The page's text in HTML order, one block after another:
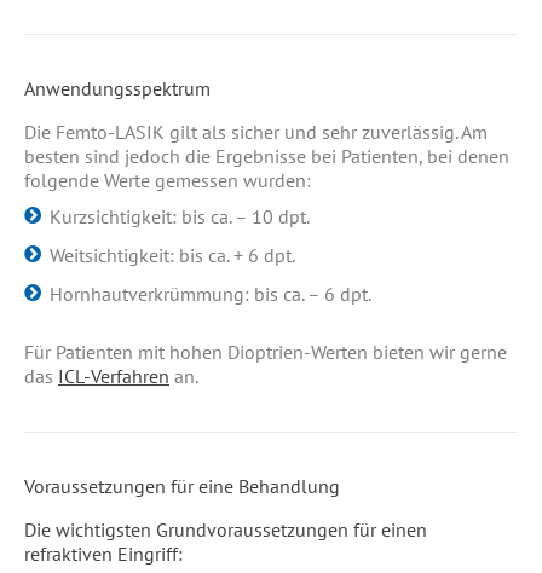
Anwendungsspektrum
Die Femto-LASIK gilt als sicher und sehr zuverlässig. Am
besten sind jedoch die Ergebnisse bei Patienten, bei denen
folgende Werte gemessen wurden:
Kurzsichtigkeit: bis ca. – 10 dpt.
Weitsichtigkeit: bis ca. + 6 dpt.
Hornhautverkrümmung: bis ca. – 6 dpt.
Für Patienten mit hohen Dioptrien-Werten bieten wir gerne
das ICL-Verfahren an.
Voraussetzungen für eine Behandlung
Die wichtigsten Grundvoraussetzungen für einen
refraktiven Eingriff: